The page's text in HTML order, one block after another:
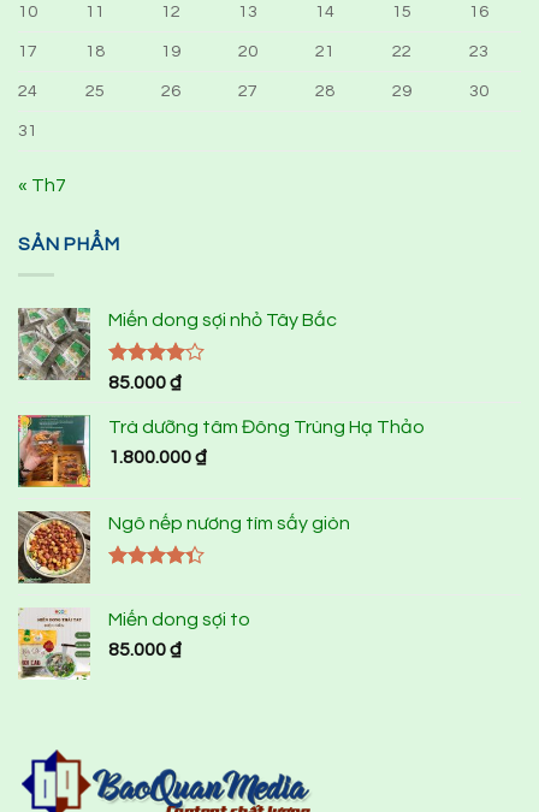
10 11 12 13 14 15 16
17 18 19 20 21 22 23
24 25 26 27 28 29 30
31
« Th7
SẢN PHẨM
Miến dong sợi nhỏ Tây Bắc
Được
4.00
5
sao
85.000₫
Trà dưỡng tâm Đông Trùng Hạ Thảo
1.800.000₫
Ngô nếp nương tím sấy giòn
5 sao
Miến dong sợi to
85.000₫